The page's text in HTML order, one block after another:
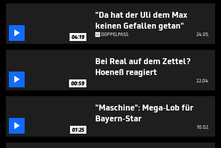
 04:19
"Da hat der Uli dem Max
keinen Gefallen getan"
DOPPELPASS 24.05.
 00:59
Bei Real auf dem Zettel?
Hoeneß reagiert
22.04.
 01:25
"Maschine": Mega-Lob für
Bayern-Star
10.02.